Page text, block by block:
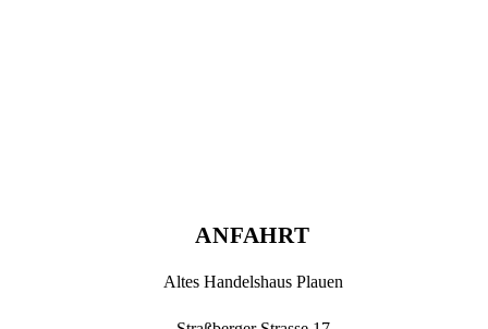
ANFAHRT
Altes Handelshaus Plauen